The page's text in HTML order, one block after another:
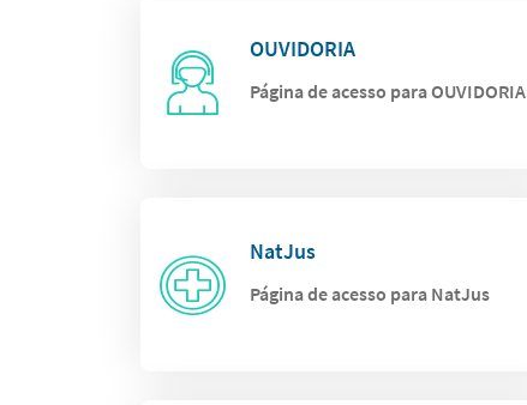
OUVIDORIA
Página de acesso para OUVIDORIA
NatJus
Página de acesso para NatJus